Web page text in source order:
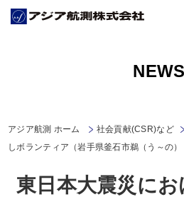
NEWS
アジア航測 ホーム 社会貢献(CSR)など
しボランティア（岩手県釜石市鵜（う～の）
東日本大震災に